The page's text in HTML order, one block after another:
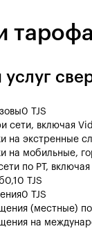
тарофа
0 TJS
сети, включая
на экстренные
на мобильные,
по РТ, включая
0,10 TJS
0 TJS
(местные) по
на